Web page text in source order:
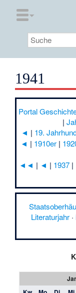
1941
Portal
|
◄ | 19.
◄ | 1910er |
◄◄ | ◄ | 1937|
Literaturjahr ·